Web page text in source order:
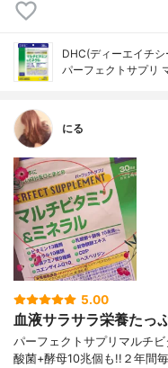
DHC(ディーエイチシ
パーフェクトサプリ
にる
5.00
血液サラサラ栄養たっ
パーフェクトサプリマルチ
酸菌+酵母10兆個も!!２年間